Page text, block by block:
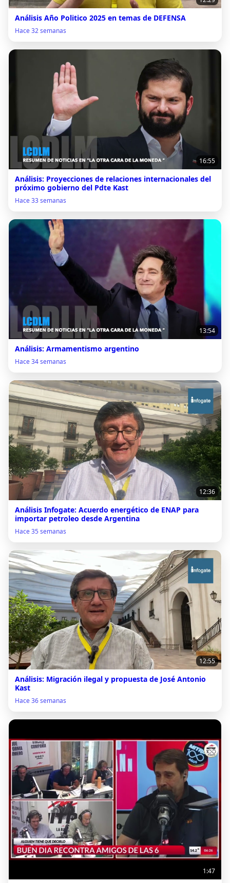
Análisis Año Politico 2025 en temas de DEFENSA
Hace 32 semanas
16:55
Análisis: Proyecciones de relaciones internacionales del
próximo gobierno del Pdte Kast
Hace 33 semanas
13:54
Análisis: Armamentismo argentino
Hace 34 semanas
12:36
Análisis Infogate: Acuerdo energético de ENAP para
importar petroleo desde Argentina
Hace 35 semanas
12:55
Análisis: Migración ilegal y propuesta de José Antonio
Kast
Hace 36 semanas
1:47